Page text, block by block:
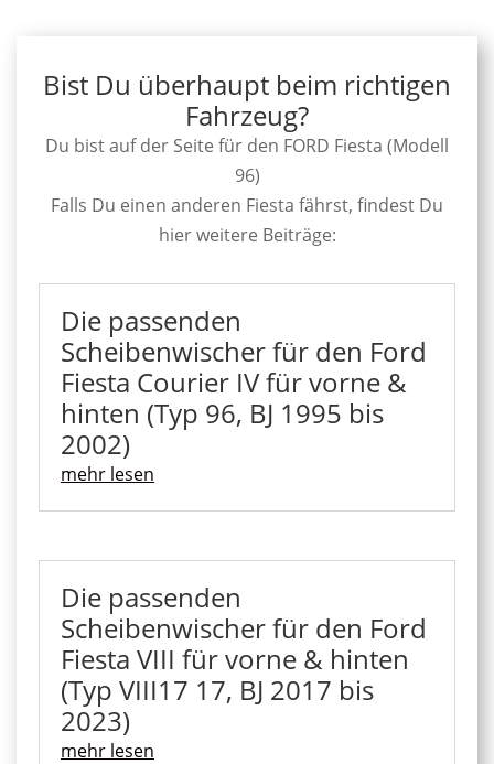
Bist Du überhaupt beim richtigen
Fahrzeug?
Du bist auf der Seite für den FORD Fiesta (Modell
96)
Falls Du einen anderen Fiesta fährst, findest Du
hier weitere Beiträge:
Die passenden
Scheibenwischer für den Ford
Fiesta Courier IV für vorne &
hinten (Typ 96, BJ 1995 bis
2002)
mehr lesen
Die passenden
Scheibenwischer für den Ford
Fiesta VIII für vorne & hinten
(Typ VIII17 17, BJ 2017 bis
2023)
mehr lesen